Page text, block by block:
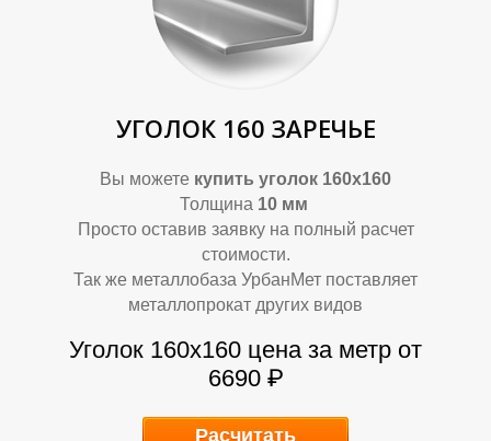
Р
УГОЛОК 160 ЗАРЕЧЬЕ
Вы можете купить уголок 160х160
Толщина 10 мм
Просто оставив заявку на полный расчет
стоимости.
Так же металлобаза УрбанМет поставляет
металлопрокат других видов
Уголок 160х160 цена за метр от
6690 ₽
Расчитать
Р